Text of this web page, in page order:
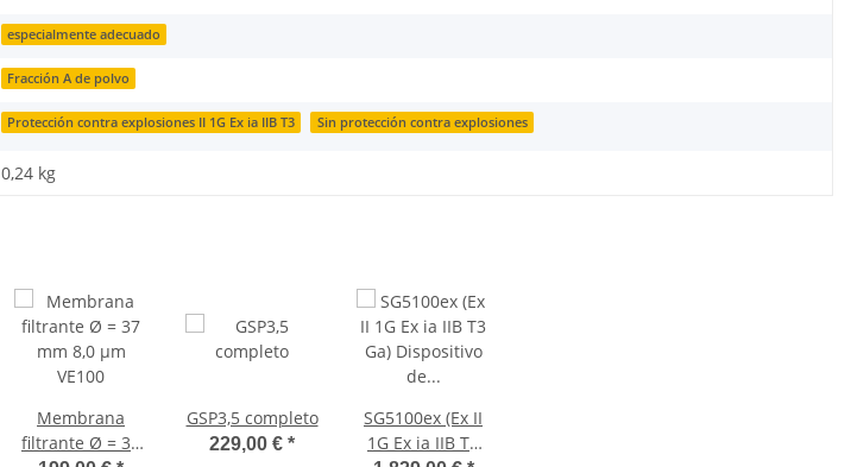
especialmente adecuado
Fracción A de polvo
Protección contra explosiones II 1G Ex ia IIB T3 Sin protección contra explosiones
0,24 kg
Membrana
filtrante Ø = 37
GSP3,5 completo
229,00 € *
SG5100ex (Ex II
1G Ex ia IIB T3